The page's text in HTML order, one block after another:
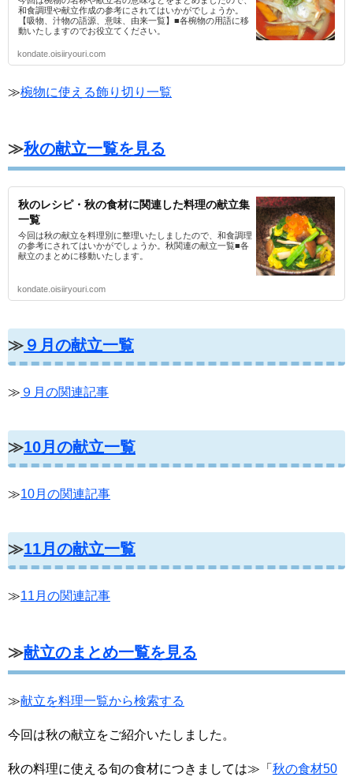
和食調理や献立作成の参考にされてはいかがでしょうか。
【吸物、汁物の語源、意味、由来一覧】■各椀物の用語に移
動いたしますのでお役立てください。
kondate.oisiiryouri.com
≫椀物に使える飾り切り一覧
≫秋の献立一覧を見る
秋のレシピ・秋の食材に関連した料理の献立集
一覧
今回は秋の献立を料理別に整理いたしましたので、和食調理
の参考にされてはいかがでしょうか。秋関連の献立一覧■各
献立のまとめに移動いたします。
kondate.oisiiryouri.com
≫ ９月の献立一覧
≫ ９月の関連記事
≫10月の献立一覧
≫10月の関連記事
≫11月の献立一覧
≫11月の関連記事
≫献立のまとめ一覧を見る
≫献立を料理一覧から検索する
今回は秋の献立をご紹介いたしました。
秋の料理に使える旬の食材につきましては≫「 秋の食材50